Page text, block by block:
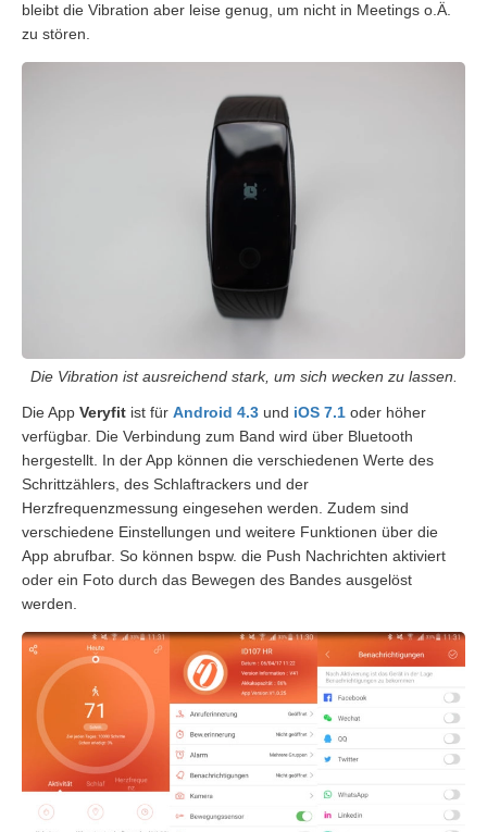
bleibt die Vibration aber leise genug, um nicht in Meetings o.Ä.
zu stören.
Die Vibration ist ausreichend stark, um sich wecken zu lassen.
Die App Veryfit ist für Android 4.3 und iOS 7.1 oder höher
verfügbar. Die Verbindung zum Band wird über Bluetooth
hergestellt. In der App können die verschiedenen Werte des
Schrittzählers, des Schlaftrackers und der
Herzfrequenzmessung eingesehen werden. Zudem sind
verschiedene Einstellungen und weitere Funktionen über die
App abrufbar. So können bspw. die Push Nachrichten aktiviert
oder ein Foto durch das Bewegen des Bandes ausgelöst
werden.